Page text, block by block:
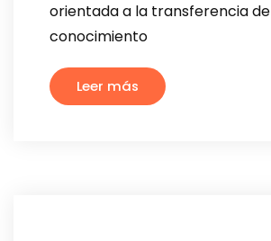
orientada a la transferencia de
conocimiento
Leer más